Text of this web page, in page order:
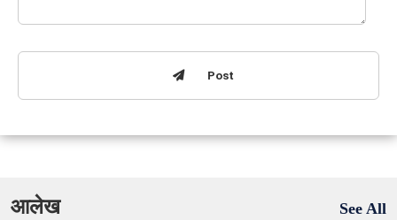
Post
आलेख See All